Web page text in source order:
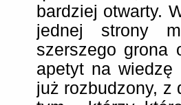
bardziej otwarty.
jednej strony
szerszego grona
apetyt na wiedzę
już rozbudzony, z